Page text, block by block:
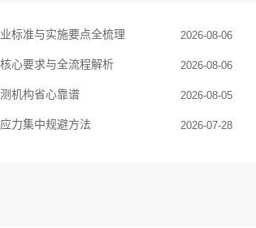
标准与实施要点全梳理 2026-08-06
心要求与全流程解析 2026-08-06
机构省心靠谱 2026-08-05
力集中规避方法 2026-07-28